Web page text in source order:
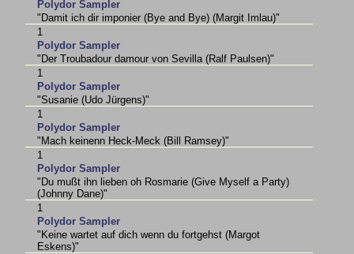
Polydor Sampler
"Damit ich dir imponier (Bye and Bye) (Margit Imlau)"
1
Polydor Sampler
"Der Troubadour damour von Sevilla (Ralf Paulsen)"
1
Polydor Sampler
"Susanie (Udo Jürgens)"
1
Polydor Sampler
"Mach keinenn Heck-Meck (Bill Ramsey)"
1
Polydor Sampler
"Du mußt ihn lieben oh Rosmarie (Give Myself a Party)
(Johnny Dane)"
1
Polydor Sampler
"Keine wartet auf dich wenn du fortgehst (Margot
Eskens)"